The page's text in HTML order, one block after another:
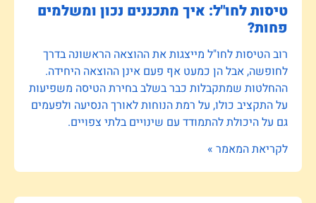
טיסות לחו"ל: איך מתכננים נכון ומשלמים
פחות?
רוב הטיסות לחו"ל מייצגות את ההוצאה הראשונה בדרך
לחופשה, אבל הן כמעט אף פעם אינן ההוצאה היחידה.
ההחלטות שמתקבלות כבר בשלב בחירת הטיסה משפיעות
על התקציב כולו, על רמת הנוחות לאורך הנסיעה ולפעמים
גם על היכולת להתמודד עם שינויים בלתי צפויים.
לקריאת המאמר »